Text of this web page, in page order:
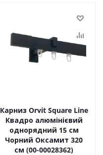
Карниз Orvit Square Line
Квадро алюмінієвий
однорядний 15 см
Чорний Оксамит 320
см (00-00028362)